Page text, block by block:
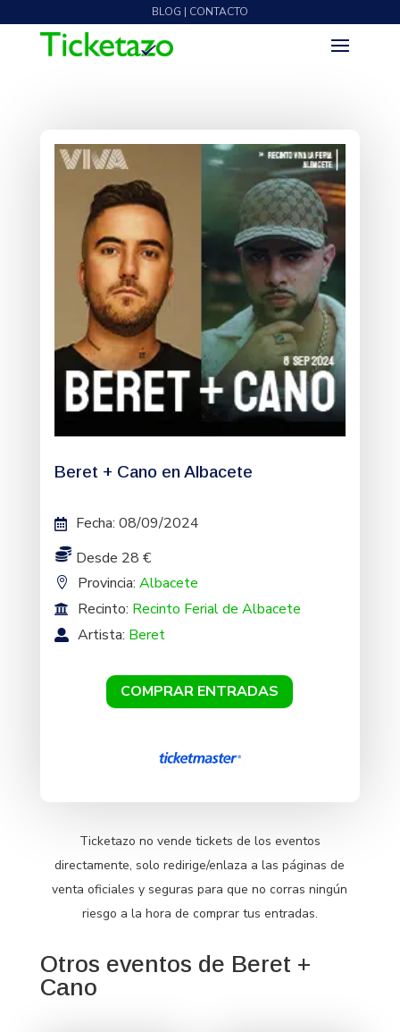
BLOG | CONTACTO
Beret + Cano en Albacete
Fecha: 08/09/2024
Desde 28 €
Provincia: Albacete
Recinto: Recinto Ferial de Albacete
Artista: Beret
COMPRAR ENTRADAS
Ticketazo no vende tickets de los eventos
directamente, solo redirige/enlaza a las páginas de
venta oficiales y seguras para que no corras ningún
riesgo a la hora de comprar tus entradas.
Otros eventos de Beret +
Cano